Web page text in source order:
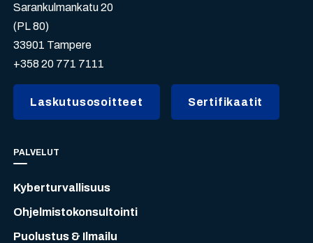
Sarankulmankatu 20
(PL 80)
33901 Tampere
+358 20 771 7111
Laskutusosoitteet Sertifikaatit
PALVELUT
Kyberturvallisuus
Ohjelmistokonsultointi
Puolustus & Ilmailu